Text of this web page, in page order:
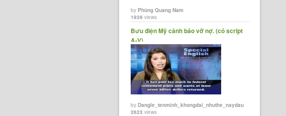
byPhùng Quang Nam
1939 views
Bưu điện Mỹ cảnh báo vỡ nợ. (có script
A-V)
byDangle_tenminh_khongdai_nhuthe_naydau
2623 views